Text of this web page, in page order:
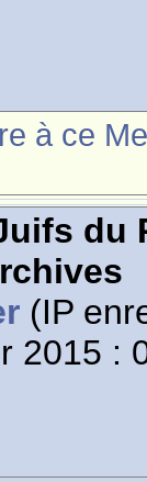
à ce
du
(IP
2015 :